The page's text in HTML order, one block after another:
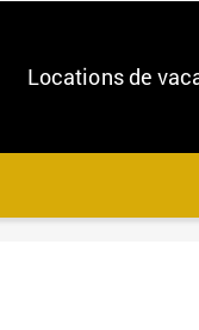
Locations de